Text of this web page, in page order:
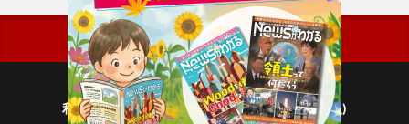
利用規約
プライバシーポリシー(毎日新聞出版)